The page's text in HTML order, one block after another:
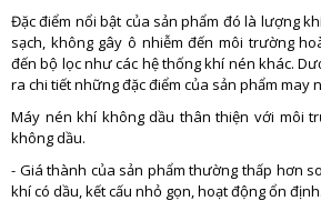
Đặc điểm nổi bật của sản phẩm đó là lượng
sạch, không gây ô nhiễm đến môi trường
đến bộ lọc như các hệ thống khí nén khác.
ra chi tiết những đặc điểm của sản phẩm may
Máy nén khí không dầu thân thiện với môi
không dầu.
- Giá thành của sản phẩm thường thấp hơn
khí có dầu, kết cấu nhỏ gọn, hoạt động ổn định.